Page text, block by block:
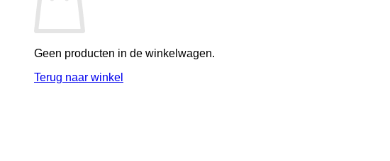
Geen producten in de winkelwagen.
Terug naar winkel